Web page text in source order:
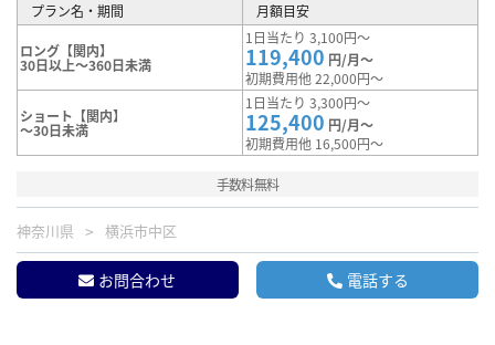
プラン名・期間 月額目安
ロング【関内】
30日以上～360日未満
1日当たり 3,100円～
119,400 円/月～
初期費用他 22,000円～
ショート【関内】
～30日未満
1日当たり 3,300円～
125,400 円/月～
初期費用他 16,500円～
手数料無料
神奈川県 横浜市中区
お問合わせ 電話する